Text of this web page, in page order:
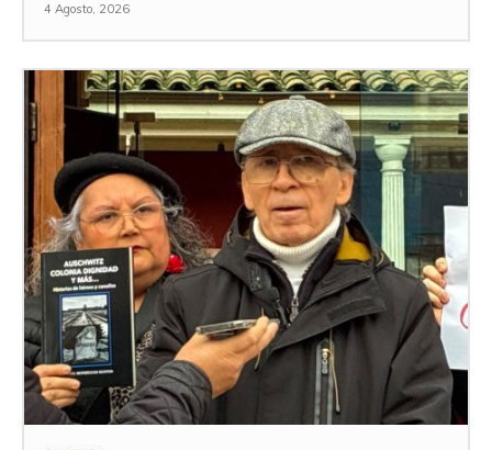
4 Agosto, 2026